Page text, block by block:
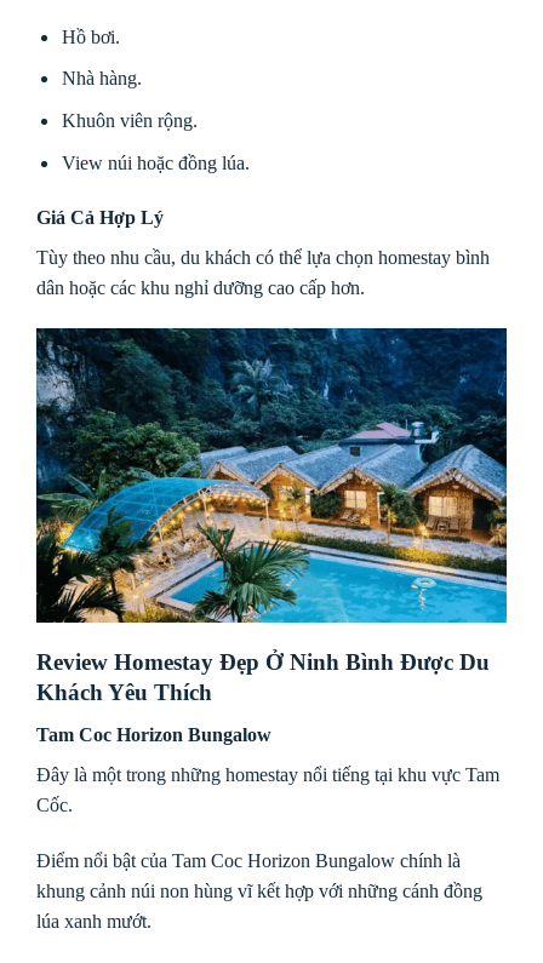
Hồ bơi.
Nhà hàng.
Khuôn viên rộng.
View núi hoặc đồng lúa.
Giá Cả Hợp Lý
Tùy theo nhu cầu, du khách có thể lựa chọn homestay bình
dân hoặc các khu nghỉ dưỡng cao cấp hơn.
Review Homestay Đẹp Ở Ninh Bình Được Du
Khách Yêu Thích
Tam Coc Horizon Bungalow
Đây là một trong những homestay nổi tiếng tại khu vực Tam
Cốc.
Điểm nổi bật của Tam Coc Horizon Bungalow chính là
khung cảnh núi non hùng vĩ kết hợp với những cánh đồng
lúa xanh mướt.